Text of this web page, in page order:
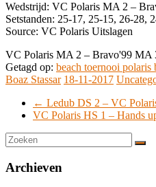
Wedstrijd: VC Polaris MA 2 –
Setstanden: 25-17, 25-15, 26-28,
Source: VC Polaris Uitslagen
VC Polaris MA 2 – Bravo'99 MA
Getagd op: beach toernooi polaris
Boaz Stassar 18-11-2017
← Ledub DS 2 – VC
VC Polaris HS 1 – Hands
Archieven